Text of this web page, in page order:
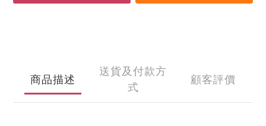
商品描述
送貨及付款方
式
顧客評價